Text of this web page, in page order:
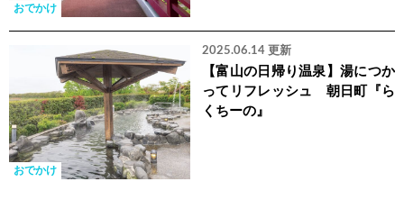
おでかけ
おでかけ
2025.06.14 更新
【富山の日帰り温泉】湯につか
ってリフレッシュ 朝日町『ら
くちーの』